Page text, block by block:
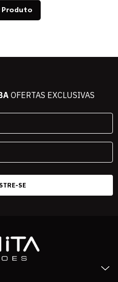
Produto
OFERTAS EXCLUSIVAS